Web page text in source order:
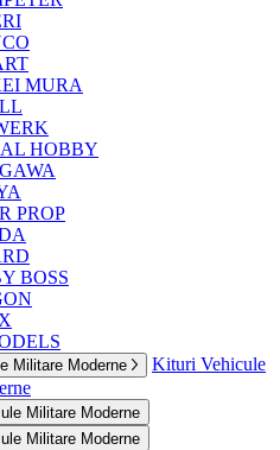
MURA
HOBBY
PROP
BOSS
Militare Moderne
Kituri Vehicule
Militare Moderne
Militare Moderne